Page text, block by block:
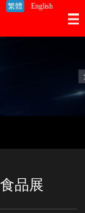
繁體 English
品展